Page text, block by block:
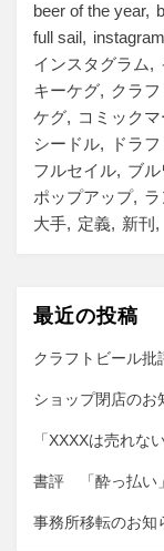
beer of the year
full sail
instagram
インスタグラム
キーケグ
クラ
ケグ
コミック
シードル
ドラフ
フルセイル
ブ
ポップアップ
大手
定義 新刊
最近の投稿
クラフトビール批
ショップ閉店のお
「XXXXは売れな
書評 「酔っ払い
事務所移転のお知